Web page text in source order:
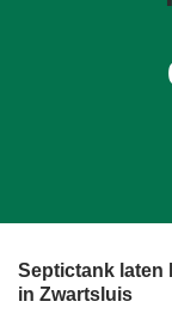
Septictank laten
in Zwartsluis